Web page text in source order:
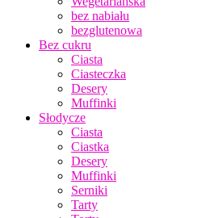
bez nabiału
bezglutenowa
Bez cukru
Ciasta
Ciasteczka
Desery
Muffinki
Słodycze
Ciasta
Ciastka
Desery
Muffinki
Serniki
Tarty